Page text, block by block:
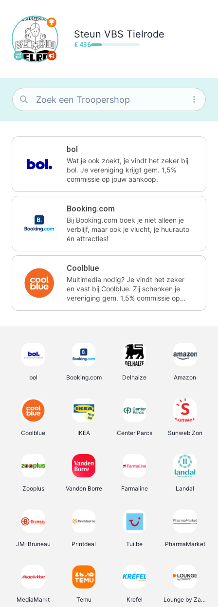
Steun VBS Tielrode
€ 436
bol
Wat je ook zoekt, je vindt het zeker bij
bol. Je vereniging krijgt gem. 1,5%
commissie op jouw aankoop.
Booking.com
Bij Booking.com boek je niet alleen je
verblijf, maar ook je vlucht, je huurauto
én attracties!
Coolblue
Multimedia nodig? Je vindt het zeker
en vast bij Coolblue. Zij schenken je
vereniging gem. 1,5% commissie op
bol Booking.com Delhaize Amazon
Coolblue IKEA Center Parcs Sunweb Zon
Zooplus Vanden Borre Farmaline Landal
JM-Bruneau Printdeal Tui.be PharmaMarket
MediaMarkt Temu Krefel Lounge by Zalando